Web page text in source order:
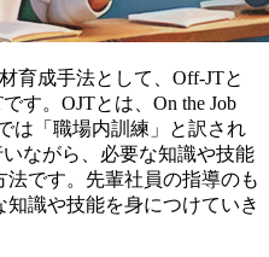
育成手法として、Off-JTと
す。OJTとは、On the Job
は「職場内訓練」と訳され
ながら、必要な知識や技能
法です。先輩社員の指導のも
識や技能を身につけていき